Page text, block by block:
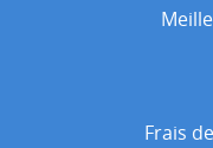
Frais